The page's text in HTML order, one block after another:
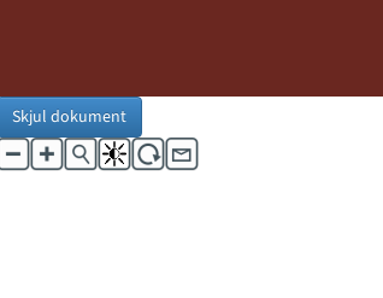
Skjul dokument